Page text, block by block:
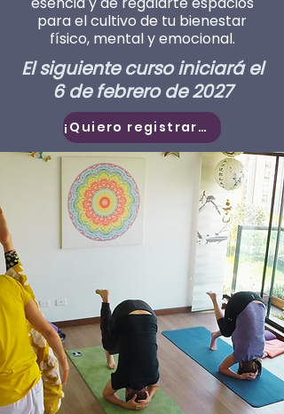
para el cultivo de tu bienestar
físico, mental y emocional.
El siguiente curso iniciará el
6 de febrerode 2027
¡Quiero registrarme!